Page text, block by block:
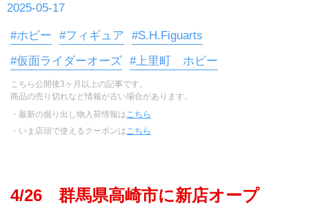
2025-05-17
#ホビー #フィギュア
#S.H.Figuarts
#仮面ライダーオーズ #上里町 ホビー
こちら公開後3ヶ月以上の記事です。
商品の売り切れなど情報が古い場合があります。
・最新の掘り出し物入荷情報は こちら
・いま店頭で使えるクーポンは こちら
4/26　群馬県高崎市に新店オープ